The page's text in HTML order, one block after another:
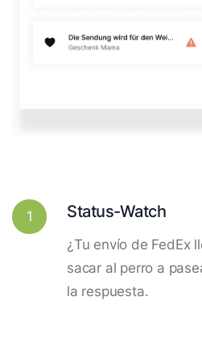
1 Status-Watch
¿Tu envío de FedEx
sacar al perro a
la respuesta.